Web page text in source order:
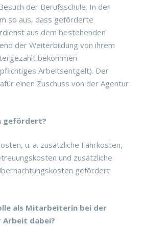
der Berufsschule. In der
so aus, dass geförderte
aus dem bestehenden
der Weiterbildung von ihrem
bekommen
Arbeitsentgelt). Der
einen Zuschuss von der Agentur
gefördert?
u. a. zusätzliche Fahrkosten,
und zusätzliche
gefördert
als Mitarbeiterin bei der
Arbeit dabei?